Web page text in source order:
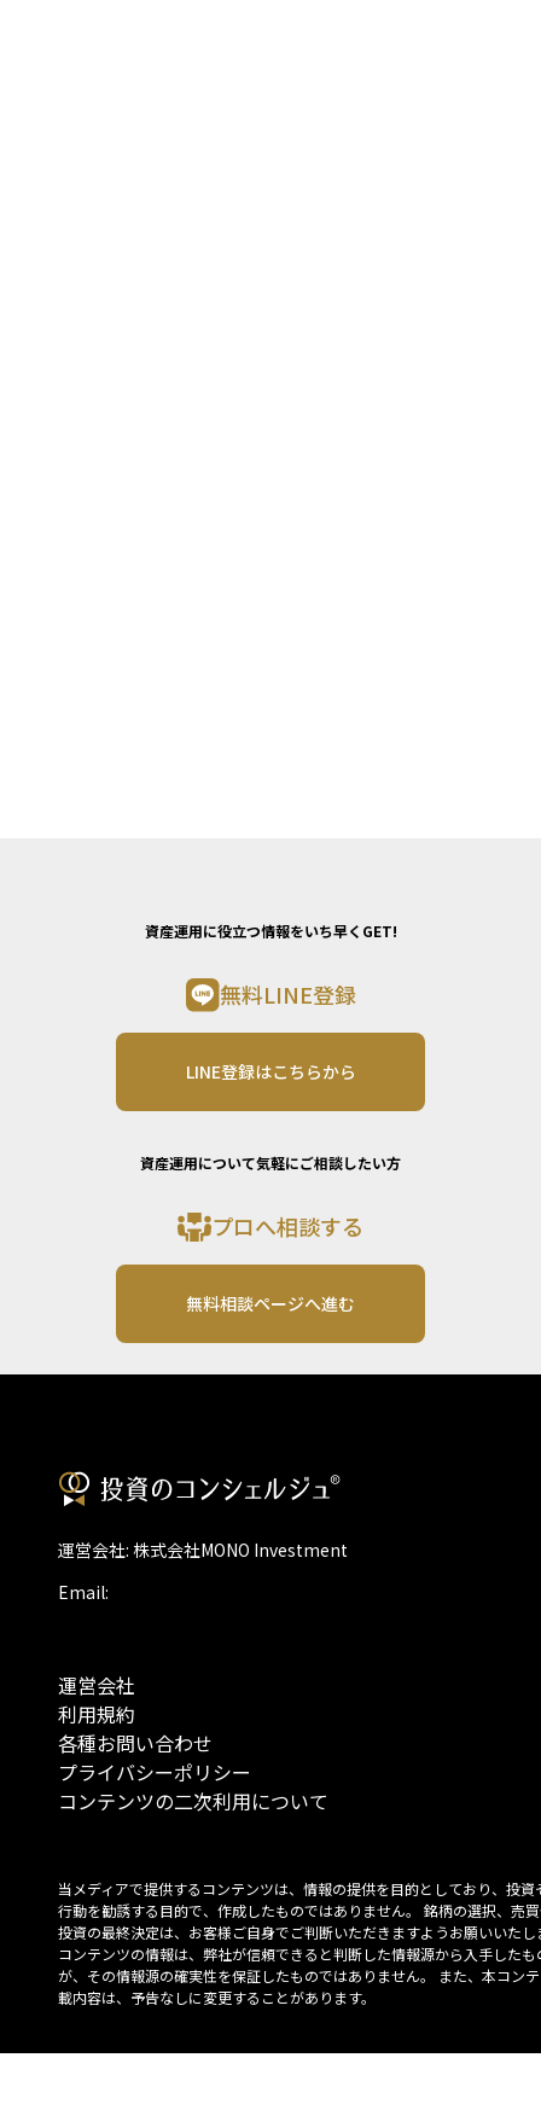
資産運用に役立つ情報をいち早くGET!
無料LINE登録
LINE登録はこちらから
資産運用について気軽にご相談したい方
プロへ相談する
無料相談ページへ進む
運営会社: 株式会社MONO Investment
Email:
運営会社
利用規約
各種お問い合わせ
プライバシーポリシー
コンテンツの二次利用について
当メディアで提供するコンテンツは、情報の提供を目的としており、投資
行動を勧誘する目的で、作成したものではありません。 銘柄の選択、売
投資の最終決定は、お客様ご自身でご判断いただきますようお願いいたし
コンテンツの情報は、弊社が信頼できると判断した情報源から入手したも
が、その情報源の確実性を保証したものではありません。 また、本コン
載内容は、予告なしに変更することがあります。